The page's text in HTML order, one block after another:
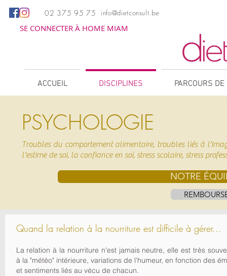
02 375 95 75 info@dietconsult.be
SE CONNECTER À HOME MIAM
ACCUEIL DISCIPLINES PARCOURS
PSYCHOLOGIE
Troubles du comportement alimentaire, troubles liés à
l'estime de soi, la confiance en soi, stress scolaire, stress
NOTRE
Quand la relation à la nourriture est difficile à gérer...
La relation à la nourriture n'est jamais neutre, elle est très
à la "météo" intérieure, variations de l'humeur, en fonction des
et sentiments liés au vécu de chacun.